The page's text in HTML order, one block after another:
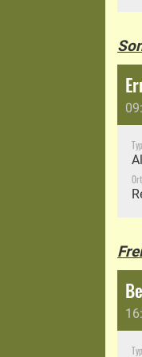
Typ
Ort
Typ